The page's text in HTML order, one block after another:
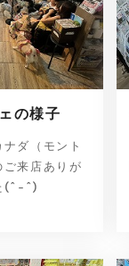
の様子
ダ（モント
ご来店ありが
(^-^)